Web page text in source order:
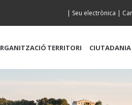
| Seu electrònica |
TERRITORI CIUTADANIA